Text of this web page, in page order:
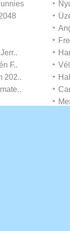
F..
202..